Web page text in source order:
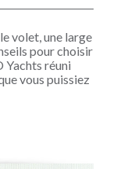
volet, une large
pour choisir
Yachts réuni
vous puissiez